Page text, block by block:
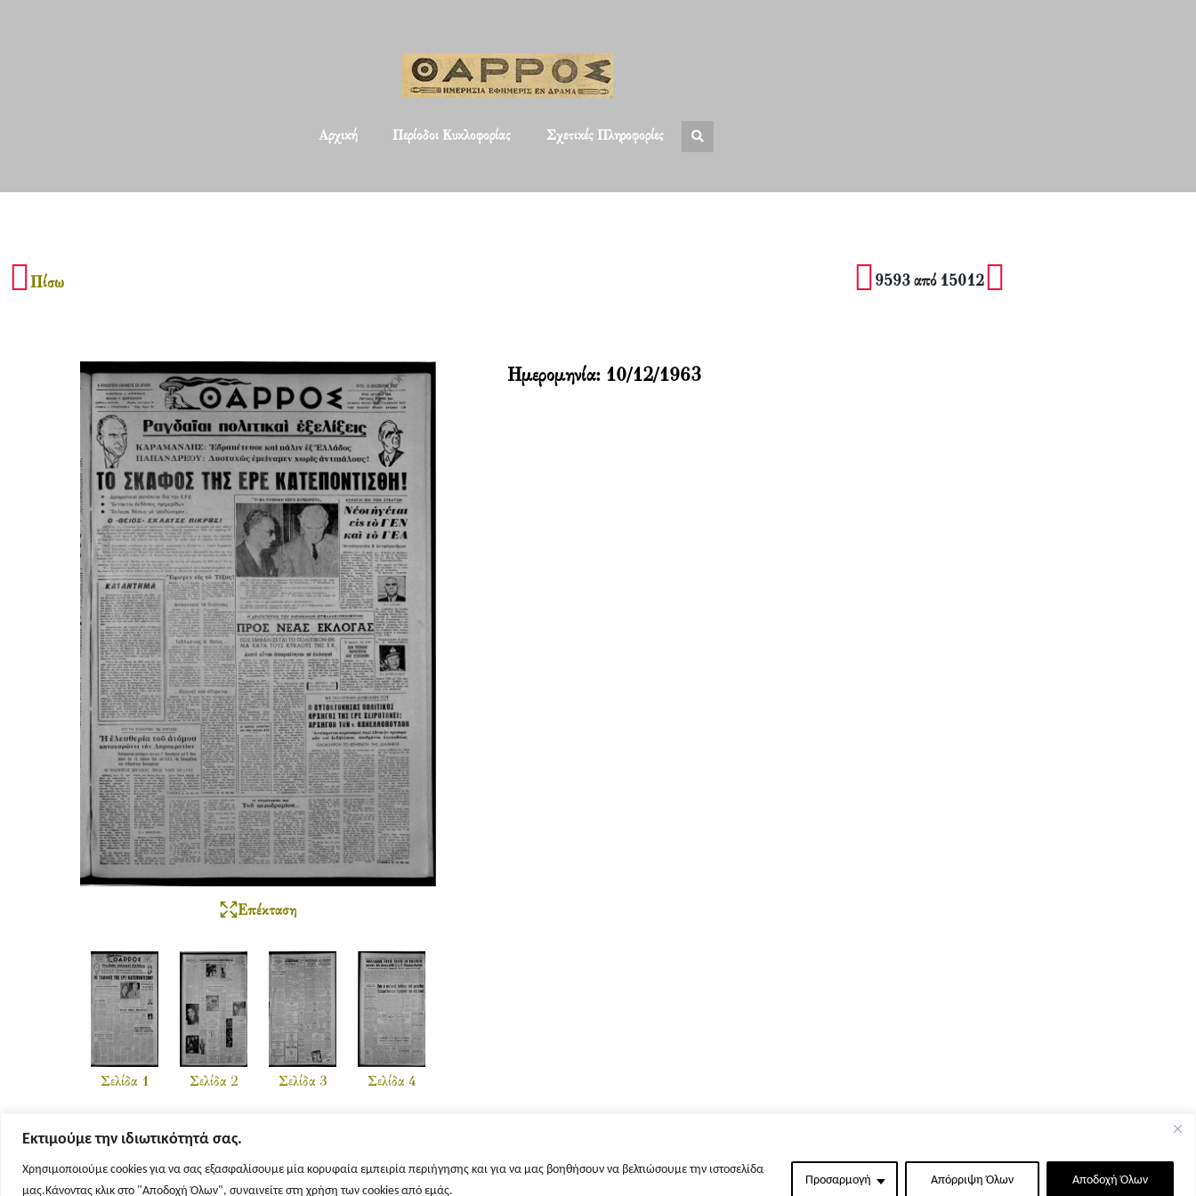
Εκτιμούμε την ιδιωτικότητά σας.
Χρησιμοποιούμε cookies για να σας εξασφαλίσουμε μία κορυφαία εμπειρία περιήγησης και για να μας βοηθήσουν να βελτιώσουμε την ιστοσελίδα
μας.Κάνοντας κλικ στο "Αποδοχή Όλων", συναινείτε στη χρήση των cookies από εμάς.
Προσαρμογή Απόρριψη Όλων Αποδοχή Όλων
Αρχική Περίοδοι Κυκλοφορίας Σχετικές Πληροφορίες
Πίσω 9593 από 15012
Επέκταση
Σελίδα 1 Σελίδα 2 Σελίδα 3 Σελίδα 4
Ημερομηνία: 10/12/1963